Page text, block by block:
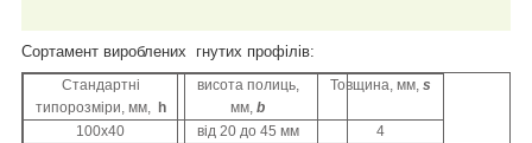
Сортамент вироблених гнутих профілів:
Стандартні
типорозміри, мм, h
висота полиць,
мм, b
Товщина, мм, s
100х40 від 20 до 45 мм
4